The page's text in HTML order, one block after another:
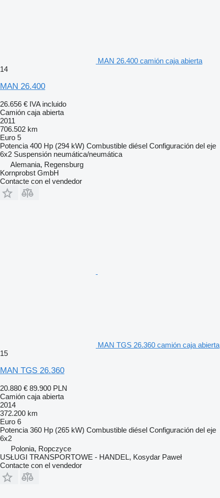
MAN 26.400 camión caja abierta
14
MAN 26.400
26.656 € IVA incluido
Camión caja abierta
2011
706.502 km
Euro 5
Potencia 400 Hp (294 kW) Combustible diésel Configuración del eje
6x2 Suspensión neumática/neumática
Alemania, Regensburg
Kornprobst GmbH
Contacte con el vendedor
MAN TGS 26.360 camión caja abierta
15
MAN TGS 26.360
20.880 € 89.900 PLN
Camión caja abierta
2014
372.200 km
Euro 6
Potencia 360 Hp (265 kW) Combustible diésel Configuración del eje
6x2
Polonia, Ropczyce
USŁUGI TRANSPORTOWE - HANDEL, Kosydar Paweł
Contacte con el vendedor